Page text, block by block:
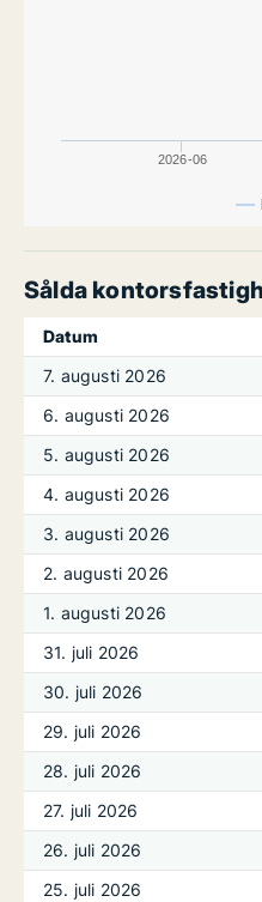
2026-06
Sålda
Datum
7. augusti 2026
6. augusti 2026
5. augusti 2026
4. augusti 2026
3. augusti 2026
2. augusti 2026
1. augusti 2026
31. juli 2026
30. juli 2026
29. juli 2026
28. juli 2026
27. juli 2026
26. juli 2026
25. juli 2026